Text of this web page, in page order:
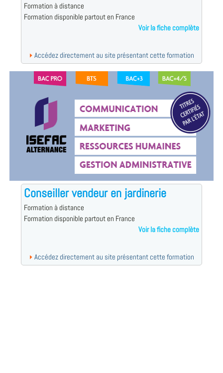
Formation à distance
Formation disponible partout en France
Voir la fiche complète
Accédez directement au site présentant cette formation
Conseiller vendeur en jardinerie
Formation à distance
Formation disponible partout en France
Voir la fiche complète
Accédez directement au site présentant cette formation